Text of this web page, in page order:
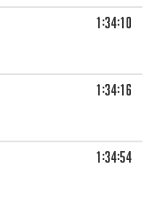
1:34:10
1:34:16
1:34:54